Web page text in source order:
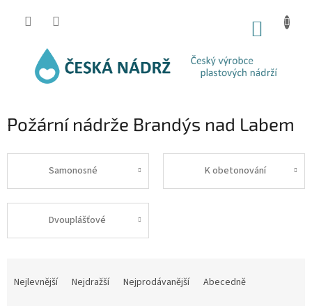
Požární nádrže Brandýs nad Labem
Samonosné K obetonování
Dvouplášťové
Nejlevnější Nejdražší Nejprodávanější Abecedně